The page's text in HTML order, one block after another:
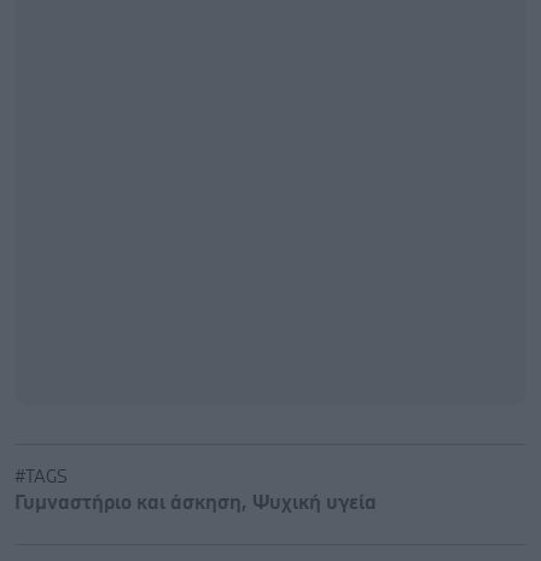
#TAGS
Γυμναστήριο και άσκηση, Ψυχική υγεία